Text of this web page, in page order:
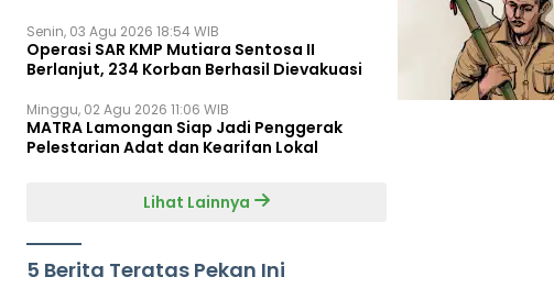
Senin, 03 Agu 2026 18:54 WIB
Operasi SAR KMP Mutiara Sentosa II
Berlanjut, 234 Korban Berhasil Dievakuasi
Minggu, 02 Agu 2026 11:06 WIB
MATRA Lamongan Siap Jadi Penggerak
Pelestarian Adat dan Kearifan Lokal
Lihat Lainnya
5 Berita Teratas Pekan Ini